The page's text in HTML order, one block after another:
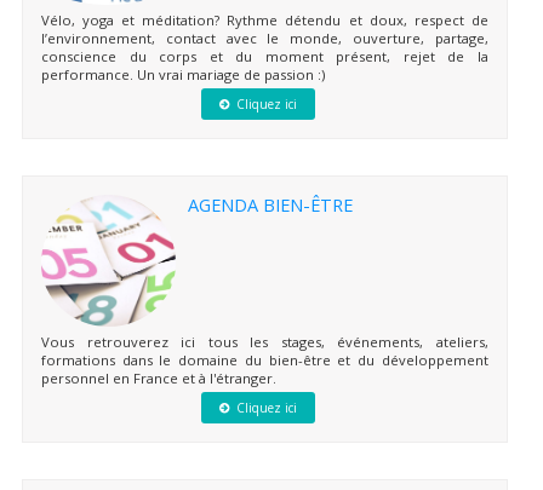
Vélo, yoga et méditation? Rythme détendu et doux, respect de
l’environnement, contact avec le monde, ouverture, partage,
conscience du corps et du moment présent, rejet de la
performance. Un vrai mariage de passion :)
Cliquez ici
AGENDA BIEN-ÊTRE
Vous retrouverez ici tous les stages, événements, ateliers,
formations dans le domaine du bien-être et du développement
personnel en France et à l'étranger.
Cliquez ici